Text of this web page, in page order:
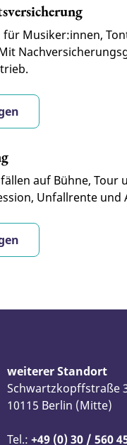
Musiker:innen,
auf Bühne, Tour
Unfallrente und
weiterer Standort
Schwartzkopffstraße
10115 Berlin (Mitte)
Tel.: +49 (0) 30 / 560